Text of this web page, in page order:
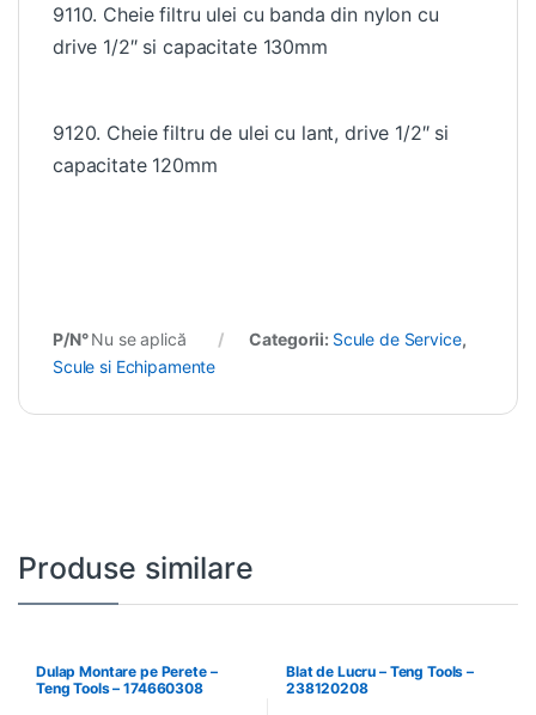
9110. Cheie filtru ulei cu banda din nylon cu
drive 1/2″ si capacitate 130mm
9120. Cheie filtru de ulei cu lant, drive 1/2″ si
capacitate 120mm
P/N°Nu se aplică Categorii: Scule de Service,
Scule si Echipamente
Produse similare
Dulap Montare pe Perete –
Teng Tools – 174660308
Blat de Lucru – Teng Tools –
238120208